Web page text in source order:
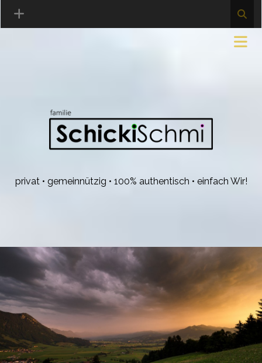
privat • gemeinnützig • 100% authentisch • einfach Wir!